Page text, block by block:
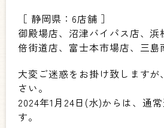
［ 静岡県：6店舗 ］
御殿場店、沼津バイパス店、
倍街道店、富士本市場店、三島
大変ご迷惑をお掛け致しますが
さい。
2024年1月24日(水)からは、通
す。